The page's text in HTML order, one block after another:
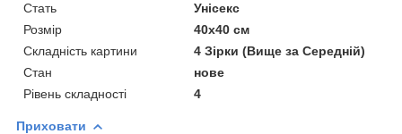
Стать
Унісекс
Розмір
40х40 см
Складність картини
4 Зірки (Вище за Середній)
Стан
нове
Рівень складності
4
Приховати